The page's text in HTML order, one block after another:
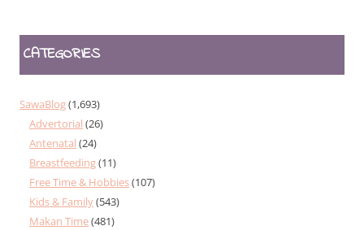
CATEGORIES
SawaBlog(1,693)
Advertorial (26)
Antenatal (24)
Breastfeeding(11)
Free Time & Hobbies(107)
Kids & Family(543)
Makan Time(481)